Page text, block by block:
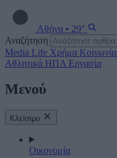
Αθήνα • 29°
Αναζήτηση
Media Life Χρήμα Κοινωνία
Αθλητικά ΗΠΑ Εργασία
Μενού
Κλείσιμο
Οικονομία